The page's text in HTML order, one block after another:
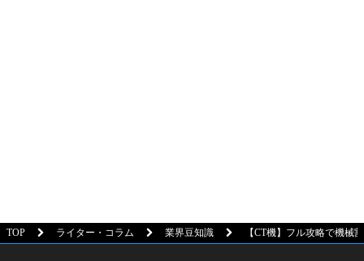
TOP ライター・コラム 業界豆知識 【CT機】フル攻略で機械